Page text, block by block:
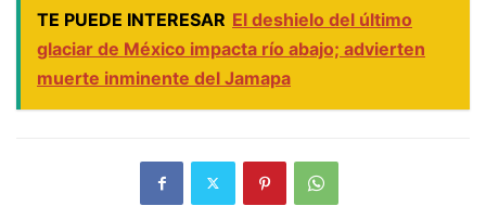
TE PUEDE INTERESAR El deshielo del último
glaciar de México impacta río abajo; advierten
muerte inminente del Jamapa